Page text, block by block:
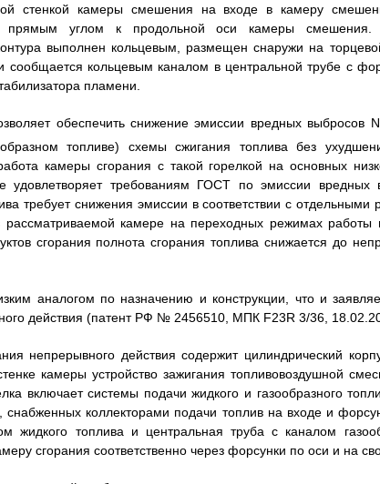
стенкой камеры смешения на входе в камеру
углом к продольной оси камеры смешения.
выполнен кольцевым, размещен снаружи на
сообщается кольцевым каналом в центральной трубе с
пламени.
обеспечить снижение эмиссии вредных выбросов
топливе) схемы сжигания топлива без
камеры сгорания с такой горелкой на основных
удовлетворяет требованиям ГОСТ по эмиссии
требует снижения эмиссии в соответствии с
камере на переходных режимах работы
сгорания полнота сгорания топлива снижается до
аналогом по назначению и конструкции, что и
действия (патент РФ № 2456510, МПК F23R 3/36,
непрерывного действия содержит цилиндрический
камеры устройство зажигания топливовоздушной
включает системы подачи жидкого и газообразного
снабженных коллекторами подачи топлив на входе и
жидкого топлива и центральная труба с каналом
сгорания соответственно через форсунки по оси и на